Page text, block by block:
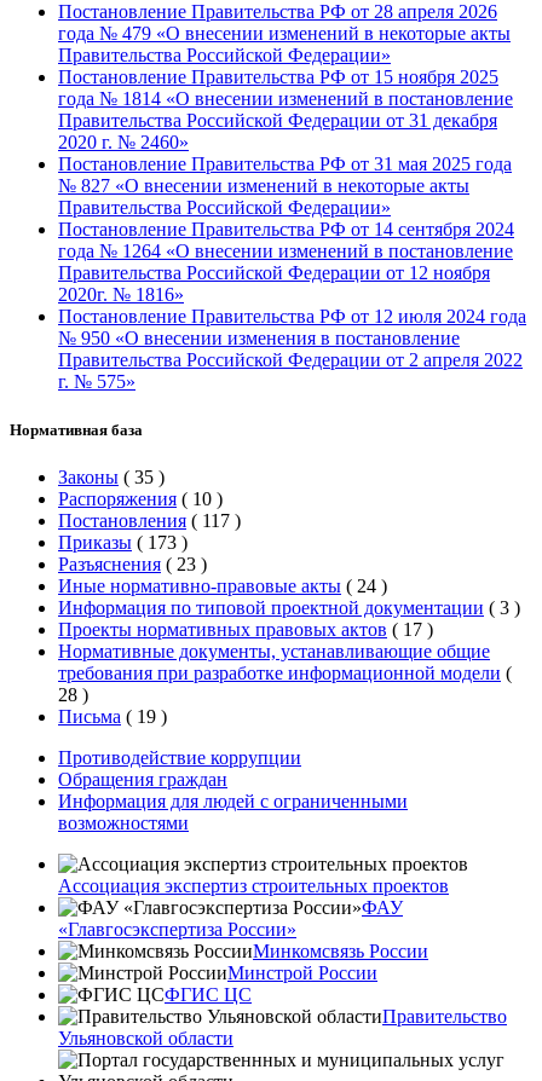
Постановление Правительства РФ от 28 апреля 2026
года № 479 «О внесении изменений в некоторые акты
Правительства Российской Федерации»
Постановление Правительства РФ от 15 ноября 2025
года № 1814 «О внесении изменений в постановление
Правительства Российской Федерации от 31 декабря
2020 г. № 2460»
Постановление Правительства РФ от 31 мая 2025 года
№ 827 «О внесении изменений в некоторые акты
Правительства Российской Федерации»
Постановление Правительства РФ от 14 сентября 2024
года № 1264 «О внесении изменений в постановление
Правительства Российской Федерации от 12 ноября
2020г. № 1816»
Постановление Правительства РФ от 12 июля 2024 года
№ 950 «О внесении изменения в постановление
Правительства Российской Федерации от 2 апреля 2022
г. № 575»
Нормативная база
Законы ( 35 )
Распоряжения ( 10 )
Постановления ( 117 )
Приказы ( 173 )
Разъяснения ( 23 )
Иные нормативно-правовые акты ( 24 )
Информация по типовой проектной документации ( 3 )
Проекты нормативных правовых актов ( 17 )
Нормативные документы, устанавливающие общие
требования при разработке информационной модели (
28 )
Письма ( 19 )
Противодействие коррупции
Обращения граждан
Информация для людей с ограниченными
возможностями
Ассоциация экспертиз строительных проектов
ФАУ
«Главгосэкспертиза России»
Минкомсвязь России
Минстрой России
ФГИС ЦС
Правительство
Ульяновской области